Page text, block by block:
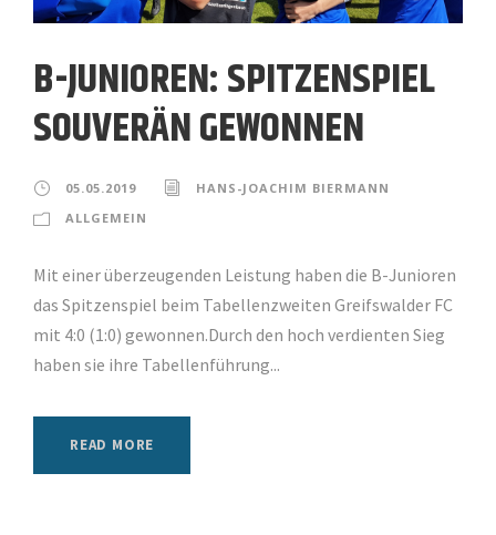
B-JUNIOREN: SPITZENSPIEL
SOUVERÄN GEWONNEN
05.05.2019
HANS-JOACHIM BIERMANN
ALLGEMEIN
Mit einer überzeugenden Leistung haben die B-Junioren
das Spitzenspiel beim Tabellenzweiten Greifswalder FC
mit 4:0 (1:0) gewonnen.Durch den hoch verdienten Sieg
haben sie ihre Tabellenführung...
READ MORE